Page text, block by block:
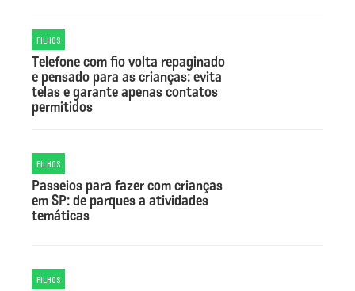
FILHOS
Telefone com fio volta repaginado
e pensado para as crianças: evita
telas e garante apenas contatos
permitidos
FILHOS
Passeios para fazer com crianças
em SP: de parques a atividades
temáticas
FILHOS